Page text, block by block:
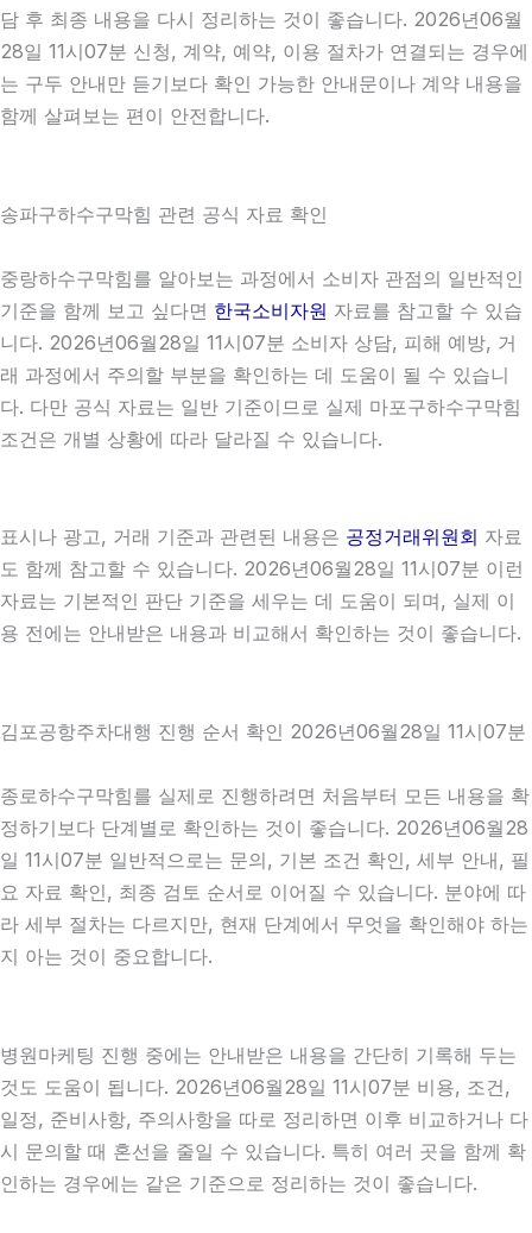
담 후 최종 내용을 다시 정리하는 것이 좋습니다. 2026년06월
28일 11시07분 신청, 계약, 예약, 이용 절차가 연결되는 경우에
는 구두 안내만 듣기보다 확인 가능한 안내문이나 계약 내용을
함께 살펴보는 편이 안전합니다.
송파구하수구막힘 관련 공식 자료 확인
중랑하수구막힘를 알아보는 과정에서 소비자 관점의 일반적인
기준을 함께 보고 싶다면 한국소비자원 자료를 참고할 수 있습
니다. 2026년06월28일 11시07분 소비자 상담, 피해 예방, 거
래 과정에서 주의할 부분을 확인하는 데 도움이 될 수 있습니
다. 다만 공식 자료는 일반 기준이므로 실제 마포구하수구막힘
조건은 개별 상황에 따라 달라질 수 있습니다.
표시나 광고, 거래 기준과 관련된 내용은 공정거래위원회 자료
도 함께 참고할 수 있습니다. 2026년06월28일 11시07분 이런
자료는 기본적인 판단 기준을 세우는 데 도움이 되며, 실제 이
용 전에는 안내받은 내용과 비교해서 확인하는 것이 좋습니다.
김포공항주차대행 진행 순서 확인 2026년06월28일 11시07분
종로하수구막힘를 실제로 진행하려면 처음부터 모든 내용을 확
정하기보다 단계별로 확인하는 것이 좋습니다. 2026년06월28
일 11시07분 일반적으로는 문의, 기본 조건 확인, 세부 안내, 필
요 자료 확인, 최종 검토 순서로 이어질 수 있습니다. 분야에 따
라 세부 절차는 다르지만, 현재 단계에서 무엇을 확인해야 하는
지 아는 것이 중요합니다.
병원마케팅 진행 중에는 안내받은 내용을 간단히 기록해 두는
것도 도움이 됩니다. 2026년06월28일 11시07분 비용, 조건,
일정, 준비사항, 주의사항을 따로 정리하면 이후 비교하거나 다
시 문의할 때 혼선을 줄일 수 있습니다. 특히 여러 곳을 함께 확
인하는 경우에는 같은 기준으로 정리하는 것이 좋습니다.